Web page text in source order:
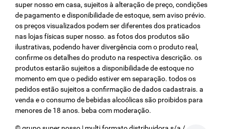
super nosso em casa, sujeitos à alteração de preço, condições
de pagamento e disponibilidade de estoque, sem aviso prévio.
os preços visualizados podem ser diferentes dos praticados
nas lojas físicas super nosso. as fotos dos produtos são
ilustrativas, podendo haver divergência com o produto real,
confirme os detalhes do produto na respectiva descrição. os
produtos estarão sujeitos a disponibilidade de estoque no
momento em que o pedido estiver em separação. todos os
pedidos estão sujeitos a confirmação de dados cadastrais. a
venda e o consumo de bebidas alcoólicas são proibidos para
menores de 18 anos. beba com moderação.